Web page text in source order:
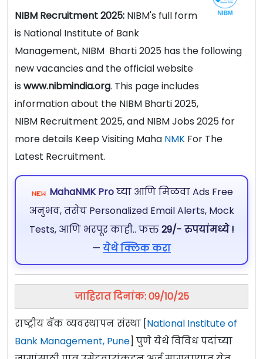
NIBM Recruitment 2025: NIBM's full form
is National Institute of Bank
Management, NIBM Bharti 2025 has the following
new vacancies and the official website
is www.nibmindia.org. This page includes
information about the NIBM Bharti 2025,
NIBM Recruitment 2025, and NIBM Jobs 2025 for
more details Keep Visiting Maha NMK For The
Latest Recruitment.
MahaNMK Proघ्या आणि मिळवा Ads Free
अनुभव, तसेच Personalized Email Alerts, Mock
Tests, आणि भरपूर काही.. फक्त29/- रुपयांमध्ये !
— येथे क्लिक करा
जाहिरात दिनांक: 09/10/25
राष्ट्रीय बँक व्यवस्थापन संस्था [National Institute of
Bank Management, Pune] पुणे येथे विविध पदांच्या